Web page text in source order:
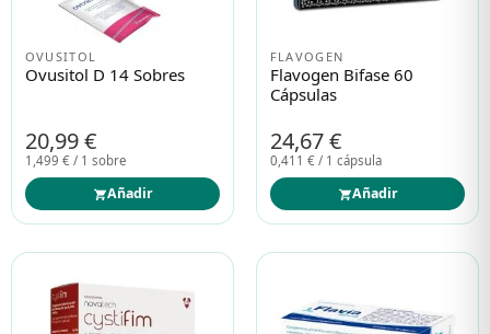
OVUSITOL
Ovusitol D 14 Sobres
20,99 €
1,499 € / 1 sobre
Añadir
FLAVOGEN
Flavogen Bifase 60
Cápsulas
24,67 €
0,411 € / 1 cápsula
Añadir